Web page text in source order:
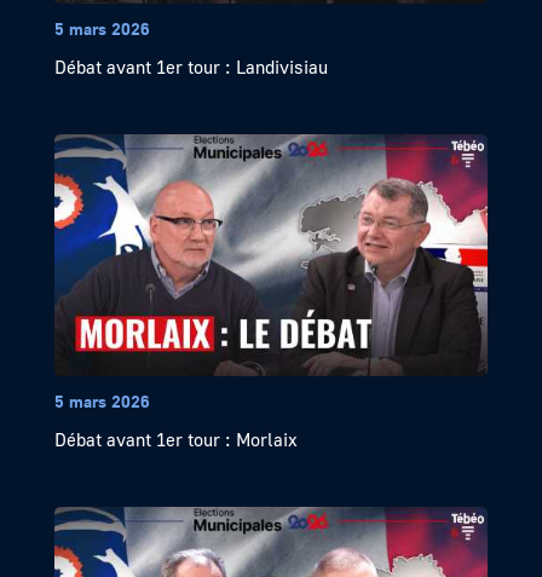
5 mars 2026
Débat avant 1er tour : Landivisiau
5 mars 2026
Débat avant 1er tour : Morlaix